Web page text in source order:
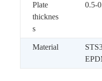
Plate
thicknes
s
0.5-
Material